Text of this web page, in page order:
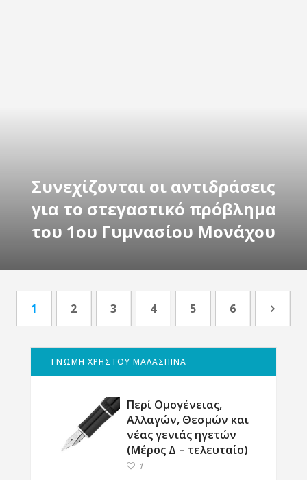
Συνεχίζονται οι αντιδράσεις
για το στεγαστικό πρόβλημα
του 1ου Γυμνασίου Μονάχου
1 2 3 4 5 6
ΓΝΩΜΗ ΧΡΗΣΤΟΥ ΜΑΛΑΣΠΙΝΑ
Περί Ομογένειας,
Αλλαγών, Θεσμών και
νέας γενιάς ηγετών
(Μέρος Δ – τελευταίο)
1